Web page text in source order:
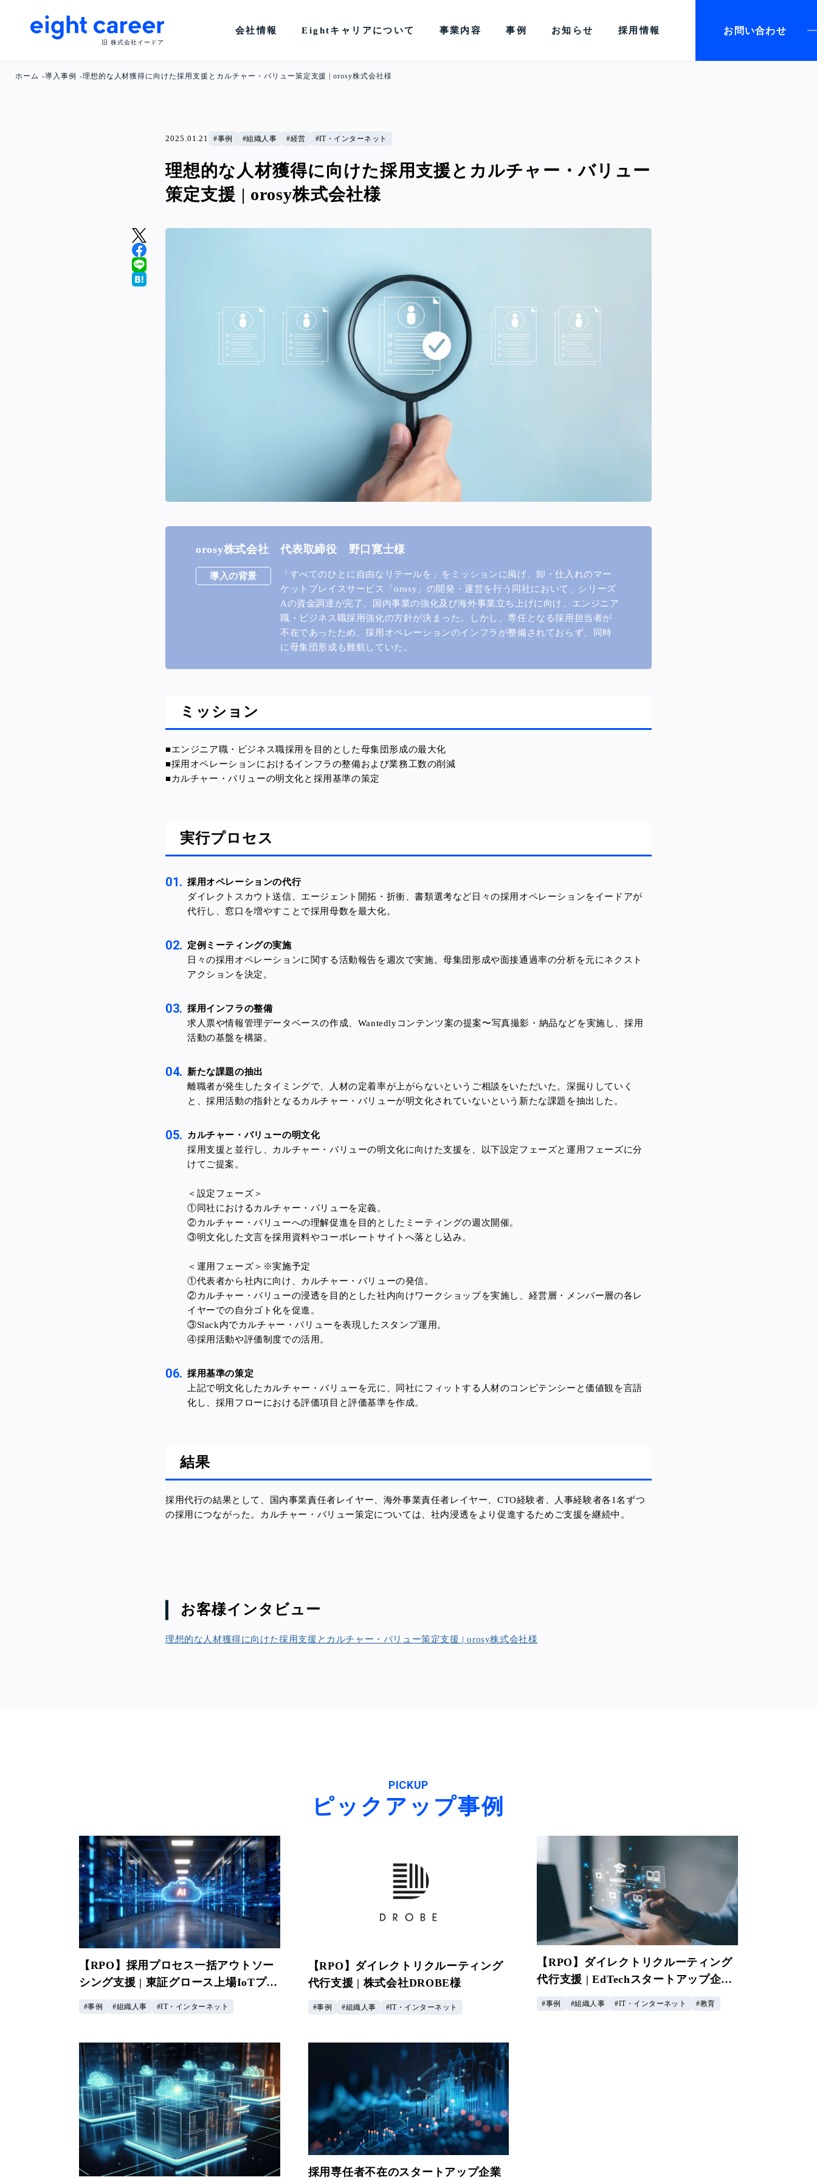
旧 株式会社イードア
会社情報 Eightキャリアについて 事業内容 事例 お知らせ 採用情報 お問い合わせ
ホーム 導入事例 理想的な人材獲得に向けた採用支援とカルチャー・バリュー策定支援 | orosy株式会社様
2025.01.21 事例 組織人事 経営 IT・インターネット
理想的な人材獲得に向けた採用支援とカルチャー・バリュー
策定支援 | orosy株式会社様
orosy株式会社 代表取締役 野口寛士様
導入の背景
「すべてのひとに自由なリテールを」をミッションに掲げ、卸・仕入れのマー
ケットプレイスサービス「orosy」の開発・運営を行う同社において、シリーズ
Aの資金調達が完了。国内事業の強化及び海外事業立ち上げに向け、エンジニア
職・ビジネス職採用強化の方針が決まった。しかし、専任となる採用担当者が
不在であったため、採用オペレーションのインフラが整備されておらず、同時
に母集団形成も難航していた。
ミッション
■エンジニア職・ビジネス職採用を目的とした母集団形成の最大化
■採用オペレーションにおけるインフラの整備および業務工数の削減
■カルチャー・バリューの明文化と採用基準の策定
実行プロセス
採用オペレーションの代行
ダイレクトスカウト送信、エージェント開拓・折衝、書類選考など日々の採用オペレーションをイードアが
代行し、窓口を増やすことで採用母数を最大化。
定例ミーティングの実施
日々の採用オペレーションに関する活動報告を週次で実施。母集団形成や面接通過率の分析を元にネクスト
アクションを決定。
採用インフラの整備
求人票や情報管理データベースの作成、Wantedlyコンテンツ案の提案〜写真撮影・納品などを実施し、採用
活動の基盤を構築。
新たな課題の抽出
離職者が発生したタイミングで、人材の定着率が上がらないというご相談をいただいた。深掘りしていく
と、採用活動の指針となるカルチャー・バリューが明文化されていないという新たな課題を抽出した。
カルチャー・バリューの明文化
採用支援と並行し、カルチャー・バリューの明文化に向けた支援を、以下設定フェーズと運用フェーズに分
けてご提案。
＜設定フェーズ＞
①同社におけるカルチャー・バリューを定義。
②カルチャー・バリューへの理解促進を目的としたミーティングの週次開催。
③明文化した文言を採用資料やコーポレートサイトへ落とし込み。
＜運用フェーズ＞※実施予定
①代表者から社内に向け、カルチャー・バリューの発信。
②カルチャー・バリューの浸透を目的とした社内向けワークショップを実施し、 経営層・メンバー層の各レ
イヤーでの自分ゴト化を促進。
③Slack内でカルチャー・バリューを表現したスタンプ運用。
④採用活動や評価制度での活用。
採用基準の策定
上記で明文化したカルチャー・バリューを元に、同社にフィットする人材のコンピテンシーと価値観を言語
化し、採用フローにおける評価項目と評価基準を作成。
結果
採用代行の結果として、国内事業責任者レイヤー、海外事業責任者レイヤー、CTO経験者、人事経験者各1名ずつ
の採用につながった。カルチャー・バリュー策定については、社内浸透をより促進するため ご支援を継続中。
お客様インタビュー
理想的な人材獲得に向けた採用支援とカルチャー・バリュー策定支援 | orosy株式会社様
PICKUP
ピックアップ事例
【RPO】採用プロセス一括アウトソー
シング支援 | 東証グロース上場IoTプロ
事例 組織人事 IT・インターネット
【RPO】ダイレクトリクルーティング
代行支援 | 株式会社DROBE様
事例 組織人事 IT・インターネット
【RPO】ダイレクトリクルーティング
代行支援 | EdTechスタートアップ企業
事例 組織人事 IT・インターネット 教育
採用専任者不在のスタートアップ企業